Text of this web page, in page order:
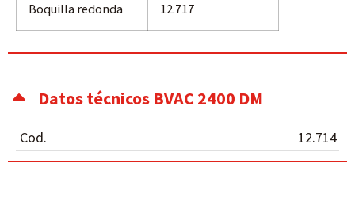
Boquilla redonda 12.717
Datos técnicos BVAC 2400 DM
Cod. 12.714